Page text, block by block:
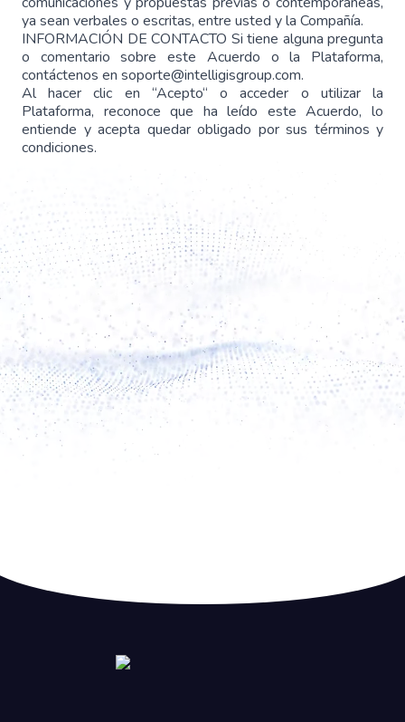
ya sean verbales o escritas, entre usted y la Compañía.
INFORMACIÓN DE CONTACTO Si tiene alguna pregunta
o comentario sobre este Acuerdo o la Plataforma,
contáctenos en soporte@intelligisgroup.com.
Al hacer clic en “Acepto“ o acceder o utilizar la
Plataforma, reconoce que ha leído este Acuerdo, lo
entiende y acepta quedar obligado por sus términos y
condiciones.